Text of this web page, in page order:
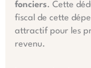
fonciers. Cette
fiscal de cette
attractif pour les
revenu.